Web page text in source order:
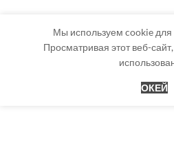
Мы используем cookie для
Просматривая этот веб-
ОКЕЙ